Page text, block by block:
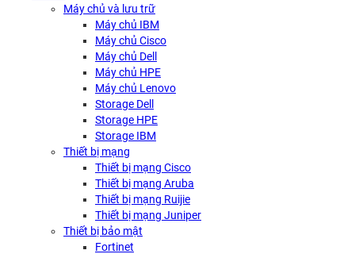
Máy chủ và lưu trữ
Máy chủ IBM
Máy chủ Cisco
Máy chủ Dell
Máy chủ HPE
Máy chủ Lenovo
Storage Dell
Storage HPE
Storage IBM
Thiết bị mạng
Thiết bị mạng Cisco
Thiết bị mạng Aruba
Thiết bị mạng Ruijie
Thiết bị mạng Juniper
Thiết bị bảo mật
Fortinet